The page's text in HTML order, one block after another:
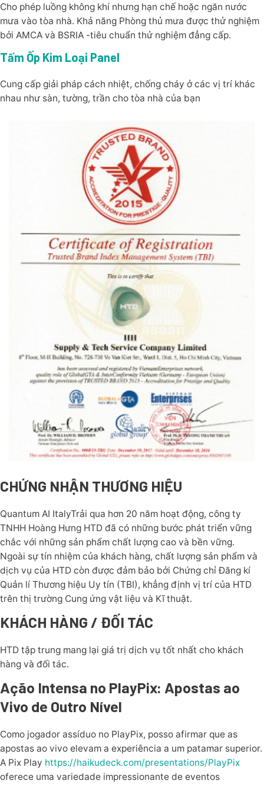
Cho phép luồng không khí nhưng hạn chế hoặc ngăn nước
mưa vào tòa nhà. Khả năng Phòng thủ mưa được thử nghiệm
bởi AMCA và BSRIA -tiêu chuẩn thử nghiệm đẳng cấp.
Tấm Ốp Kim Loại Panel
Cung cấp giải pháp cách nhiệt, chống cháy ở các vị trí khác
nhau như sàn, tường, trần cho tòa nhà của bạn
CHỨNG NHẬN THƯƠNG HIỆU
Quantum AI ItalyTrải qua hơn 20 năm hoạt động, công ty
TNHH Hoàng Hưng HTD đã có những bước phát triển vững
chắc với những sản phẩm chất lượng cao và bền vững.
Ngoài sự tín nhiệm của khách hàng, chất lượng sản phẩm và
dịch vụ của HTD còn được đảm bảo bởi Chứng chỉ Đăng kí
Quản lí Thương hiệu Uy tín (TBI), khẳng định vị trí của HTD
trên thị trường Cung ứng vật liệu và Kĩ thuật.
KHÁCH HÀNG / ĐỐI TÁC
HTD tập trung mang lại giá trị dịch vụ tốt nhất cho khách
hàng và đối tác.
Ação Intensa no PlayPix: Apostas ao
Vivo de Outro Nível
Como jogador assíduo no PlayPix, posso afirmar que as
apostas ao vivo elevam a experiência a um patamar superior.
A Pix Play https://haikudeck.com/presentations/PlayPix
oferece uma variedade impressionante de eventos